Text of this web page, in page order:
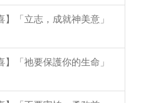
「立志，成就神美意」
「祂要保護你的生命」